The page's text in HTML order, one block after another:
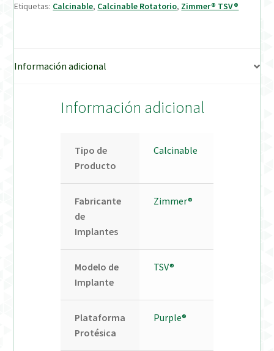
Etiquetas: Calcinable, Calcinable Rotatorio, Zimmer® TSV®
Información adicional
Información adicional
Tipo de
Producto
Calcinable
Fabricante
de
Implantes
Zimmer®
Modelo de
Implante
TSV®
Plataforma
Protésica
Purple®